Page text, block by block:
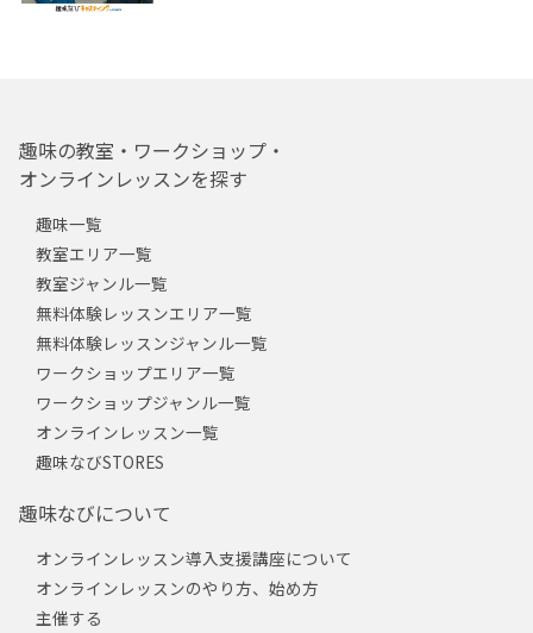
趣味の教室・ワークショップ・
オンラインレッスンを探す
趣味一覧
教室エリア一覧
教室ジャンル一覧
無料体験レッスンエリア一覧
無料体験レッスンジャンル一覧
ワークショップエリア一覧
ワークショップジャンル一覧
オンラインレッスン一覧
趣味なびSTORES
趣味なびについて
オンラインレッスン導入支援講座について
オンラインレッスンのやり方、始め方
主催する